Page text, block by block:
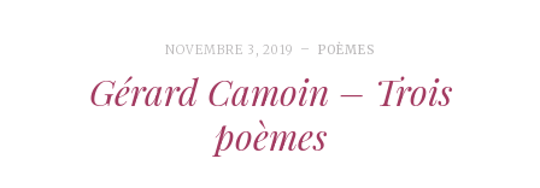
NOVEMBRE 3, 2019 POÈMES
Gérard Camoin – Trois
poèmes